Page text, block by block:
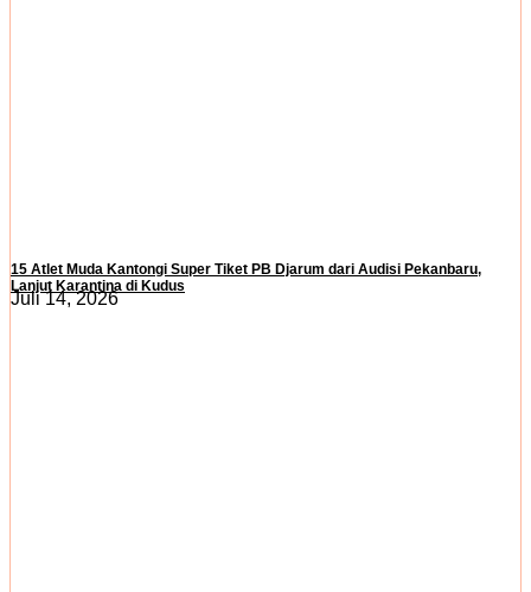
15 Atlet Muda Kantongi Super Tiket PB Djarum dari Audisi Pekanbaru,
Lanjut Karantina di Kudus
Juli 14, 2026